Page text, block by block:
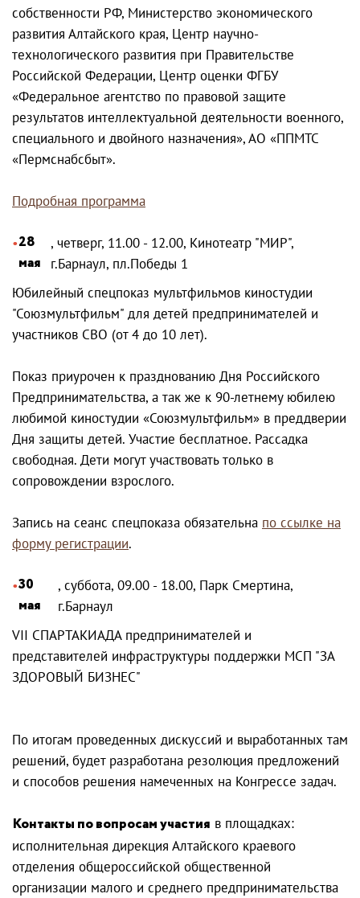
собственности РФ, Министерство экономического
развития Алтайского края, Центр научно-
технологического развития при Правительстве
Российской Федерации, Центр оценки ФГБУ
«Федеральное агентство по правовой защите
результатов интеллектуальной деятельности военного,
специального и двойного назначения», АО «ППМТС
«Пермснабсбыт».
Подробная программа
28
мая
, четверг, 11.00 - 12.00, Кинотеатр "МИР",
г.Барнаул, пл.Победы 1
Юбилейный спецпоказ мультфильмов киностудии
"Союзмультфильм" для детей предпринимателей и
участников СВО (от 4 до 10 лет).
Показ приурочен к празднованию Дня Российского
Предпринимательства, а так же к 90-летнему юбилею
любимой киностудии «Союзмультфильм» в преддверии
Дня защиты детей. Участие бесплатное. Рассадка
свободная. Дети могут участвовать только в
сопровождении взрослого.
Запись на сеанс спецпоказа обязательна по ссылке на
форму регистрации.
30
мая
, суббота, 09.00 - 18.00, Парк Смертина,
г.Барнаул
VII СПАРТАКИАДА предпринимателей и
представителей инфраструктуры поддержки МСП "ЗА
ЗДОРОВЫЙ БИЗНЕС"
По итогам проведенных дискуссий и выработанных там
решений, будет разработана резолюция предложений
и способов решения намеченных на Конгрессе задач.
Контакты по вопросам участия в площадках:
исполнительная дирекция Алтайского краевого
отделения общероссийской общественной
организации малого и среднего предпринимательства